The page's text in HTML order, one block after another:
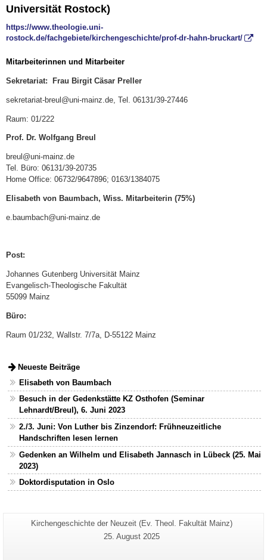
Universität Rostock)
https://www.theologie.uni-
rostock.de/fachgebiete/kirchengeschichte/prof-dr-hahn-bruckart/
Mitarbeiterinnen und Mitarbeiter
Sekretariat: Frau Birgit Cäsar Preller
sekretariat-breul@uni-mainz.de, Tel. 06131/39-27446
Raum: 01/222
Prof. Dr. Wolfgang Breul
breul@uni-mainz.de
Tel. Büro: 06131/39-20735
Home Office: 06732/9647896; 0163/1384075
Elisabeth von Baumbach, Wiss. Mitarbeiterin (75%)
e.baumbach@uni-mainz.de
Post:
Johannes Gutenberg Universität Mainz
Evangelisch-Theologische Fakultät
55099 Mainz
Büro:
Raum 01/232, Wallstr. 7/7a, D-55122 Mainz
Neueste Beiträge
Elisabeth von Baumbach
Besuch in der Gedenkstätte KZ Osthofen (Seminar
Lehnardt/Breul), 6. Juni 2023
2./3. Juni: Von Luther bis Zinzendorf: Frühneuzeitliche
Handschriften lesen lernen
Gedenken an Wilhelm und Elisabeth Jannasch in Lübeck (25. Mai
2023)
Doktordisputation in Oslo
Zusätzliche
Informationen
Seiten-
Kirchengeschichte der Neuzeit (Ev. Theol. Fakultät Mainz)
Letzte
25. August 2025